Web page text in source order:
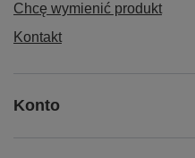
Chcę wymienić produkt
Kontakt
Konto